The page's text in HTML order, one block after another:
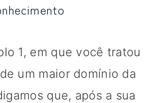
1, em que você tratou
um maior domínio da
que, após a sua